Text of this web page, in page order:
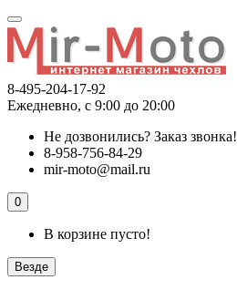
8-495-204-17-92
Ежедневно, с 9:00 до 20:00
Не дозвонились? Заказ звонка!
8-958-756-84-29
mir-moto@mail.ru
0
В корзине пусто!
Везде